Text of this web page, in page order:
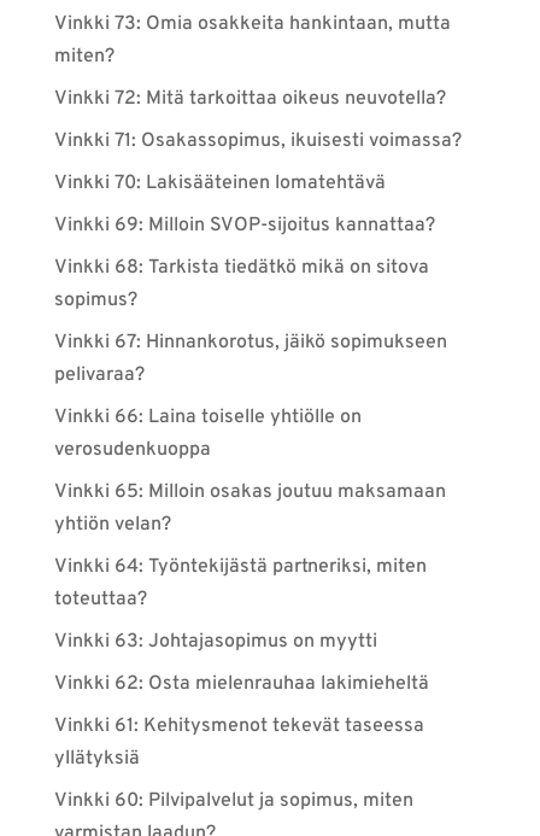
Vinkki 73: Omia osakkeita hankintaan, mutta
miten?
Vinkki 72: Mitä tarkoittaa oikeus neuvotella?
Vinkki 71: Osakassopimus, ikuisesti voimassa?
Vinkki 70: Lakisääteinen lomatehtävä
Vinkki 69: Milloin SVOP-sijoitus kannattaa?
Vinkki 68: Tarkista tiedätkö mikä on sitova
sopimus?
Vinkki 67: Hinnankorotus, jäikö sopimukseen
pelivaraa?
Vinkki 66: Laina toiselle yhtiölle on
verosudenkuoppa
Vinkki 65: Milloin osakas joutuu maksamaan
yhtiön velan?
Vinkki 64: Työntekijästä partneriksi, miten
toteuttaa?
Vinkki 63: Johtajasopimus on myytti
Vinkki 62: Osta mielenrauhaa lakimieheltä
Vinkki 61: Kehitysmenot tekevät taseessa
yllätyksiä
Vinkki 60: Pilvipalvelut ja sopimus, miten